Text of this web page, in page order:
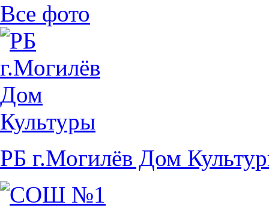
Все фото
РБ г.Могилёв Дом